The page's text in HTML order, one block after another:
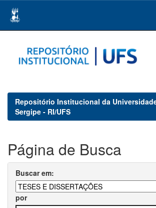
navigation
Repositório Institucional da
Sergipe - RI/UFS
Página de Busca
Buscar em:
por